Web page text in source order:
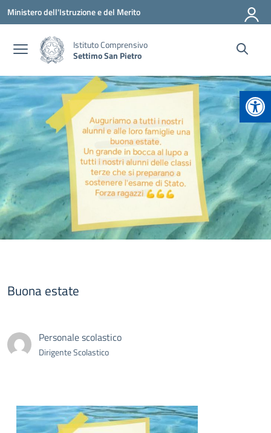
Vai ai contenuti
Vai al menu di navigazione
Vai al footer
Ministero dell'Istruzione e del Merito
Istituto Comprensivo
Settimo San Pietro
Buona estate
Personale scolastico
Dirigente Scolastico